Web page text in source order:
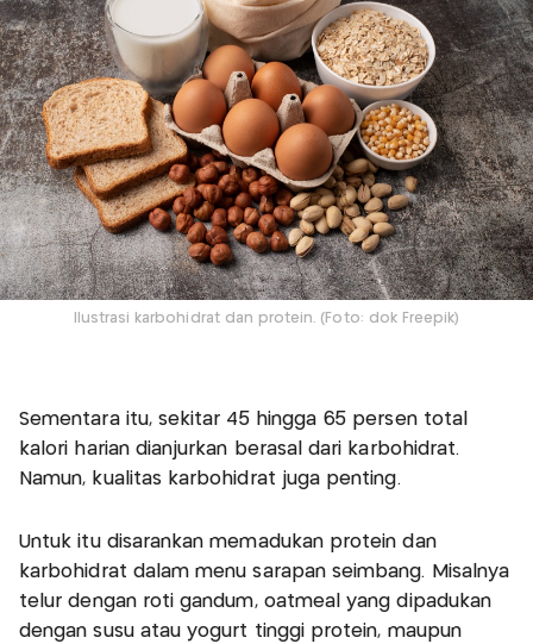
Ilustrasi karbohidrat dan protein. (Foto: dok Freepik)
Sementara itu, sekitar 45 hingga 65 persen total
kalori harian dianjurkan berasal dari karbohidrat.
Namun, kualitas karbohidrat juga penting.
Untuk itu disarankan memadukan protein dan
karbohidrat dalam menu sarapan seimbang. Misalnya
telur dengan roti gandum, oatmeal yang dipadukan
dengan susu atau yogurt tinggi protein, maupun